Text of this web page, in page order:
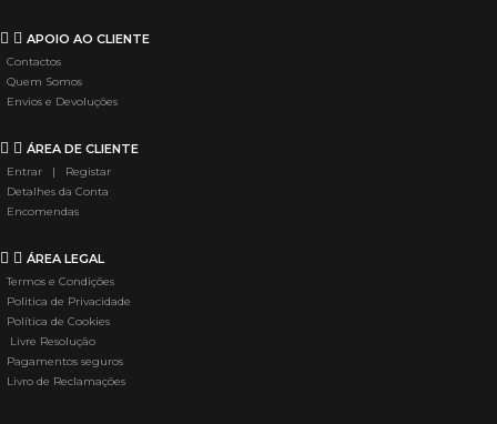
APOIO AO CLIENTE
Contactos
Quem Somos
Envios e Devoluções
ÁREA DE CLIENTE
Entrar | Registar
Detalhes da Conta
Encomendas
ÁREA LEGAL
Termos e Condições
Politica de Privacidade
Política de Cookies
Livre Resolução
Pagamentos seguros
Livro de Reclamações